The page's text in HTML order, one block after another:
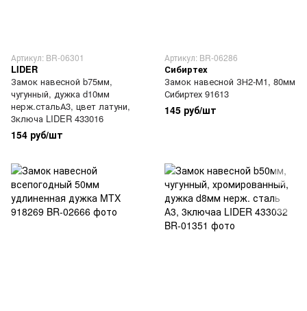
Артикул: BR-06301
LIDER
Замок навесной b75мм,
чугунный, дужка d10мм
нерж.стальА3, цвет латуни,
3ключа LIDER 433016
154 руб/шт
Артикул: BR-06286
Сибиртех
Замок навесной ЗН2-М1, 80мм
Сибиртех 91613
145 руб/шт